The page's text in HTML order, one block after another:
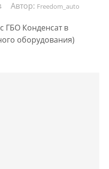
Автор: Freedom_auto
ГБО Конденсат в
оборудования)